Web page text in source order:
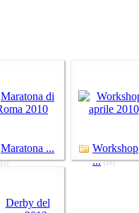
Maratona ...
(2)
Workshop
... (18)